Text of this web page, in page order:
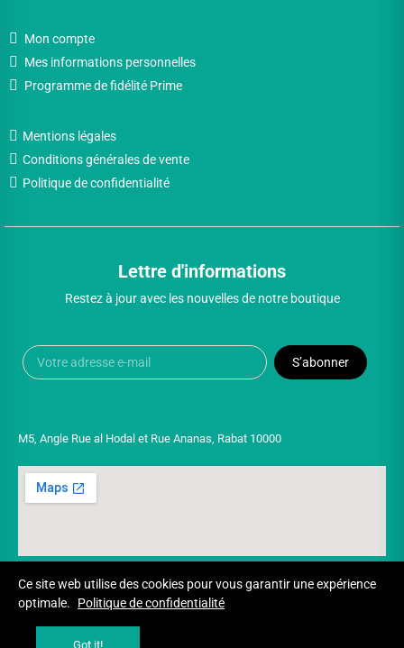
Mon compte
Mes informations personnelles
Programme de fidélité Prime
Mentions légales
Conditions générales de vente
Politique de confidentialité
Lettre d'informations
Restez à jour avec les nouvelles de notre boutique
S’abonner
M5, Angle Rue al Hodal et Rue Ananas, Rabat 10000
Ce site web utilise des cookies pour vous garantir une expérience
optimale.
Politique de confidentialité
Got it!